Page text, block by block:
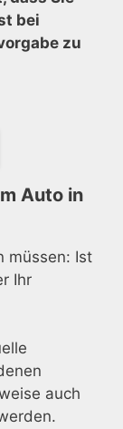
bei
zu
Auto in
müssen: Ist
Ihr
auch